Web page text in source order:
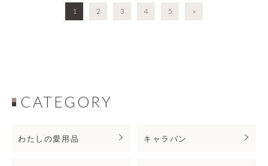
1 2 3 4 5 »
CATEGORY
わたしの愛用品 キャラバン